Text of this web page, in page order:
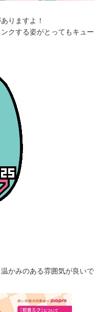
りますよ！
クする姿がとってもキュー
かみのある雰囲気が良いで